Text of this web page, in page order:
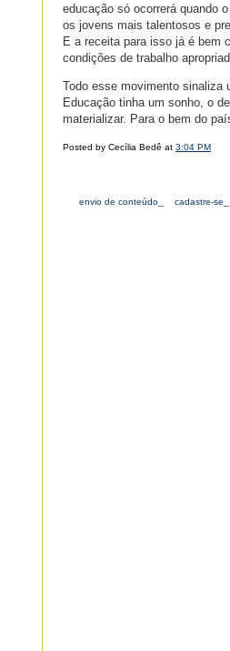
educação só ocorrerá quando
os jovens mais talentosos e
E a receita para isso já é bem
condições de trabalho
Todo esse movimento sinaliza
Educação tinha um sonho, o
materializar. Para o bem do
Posted by Cecília Bedê at 3:04 PM
envio de conteúdo_ cadastre-se_